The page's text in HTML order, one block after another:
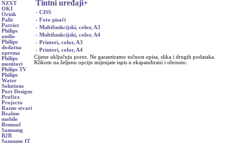
NZXT
OKI
Orink
Palit
Patriot
Philips
audio
Philips
dodatna
oprema
Philips
monitori
Philips TV
Philips
Water
Solutions
Port Designs
Profixx
Projecto
Razne stvari
Realme
mobile
Renusol
Samsung
B2B
Samsung IT
Tintni uređaji+
- CISS
- Foto pisači
- Multifunkcijski, color, A3
- Multifunkcijski, color, A4
- Printeri, color, A3
- Printeri, color, A4
Cijene uključuju porez. Ne garantiramo točnost opisa, slika i drugih podataka.
Klikom na željenu opciju mijenjate ispis u ekspandirani i obrnuto.